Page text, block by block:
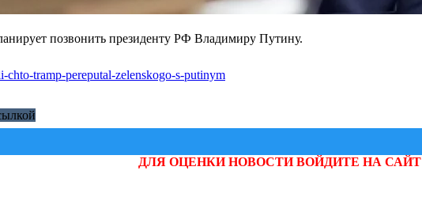
позвонить президенту РФ Владимиру Путину.
tramp-pereputal-zelenskogo-s-putinym
ДЛЯ ОЦЕНКИ НОВОСТИ ВОЙДИТЕ НА САЙТ